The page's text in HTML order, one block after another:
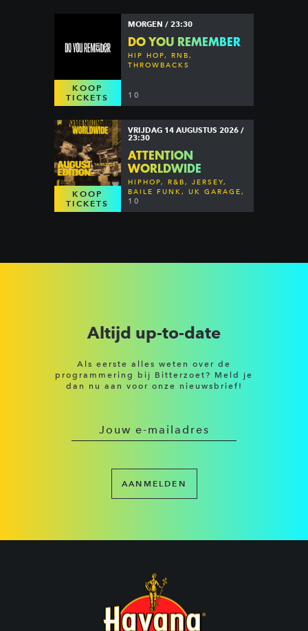
KOOP
TICKETS
MORGEN / 23:30
DO YOU REMEMBER
HIP HOP, RNB,
THROWBACKS
10
KOOP
TICKETS
VRIJDAG 14 AUGUSTUS 2026 /
23:30
ATTENTION
WORLDWIDE
HIPHOP, R&B, JERSEY,
BAILE FUNK, UK GARAGE,
DANCEHALL & MORE
10
Altijd up-to-date
Als eerste alles weten over de
programmering bij Bitterzoet? Meld je
dan nu aan voor onze nieuwsbrief!
AANMELDEN